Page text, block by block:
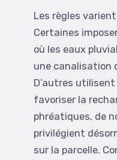
Les règles
Certaines
où les eaux
une canalisation
D’autres
favoriser la
phréatiques, de
privilégient
sur la parcelle.